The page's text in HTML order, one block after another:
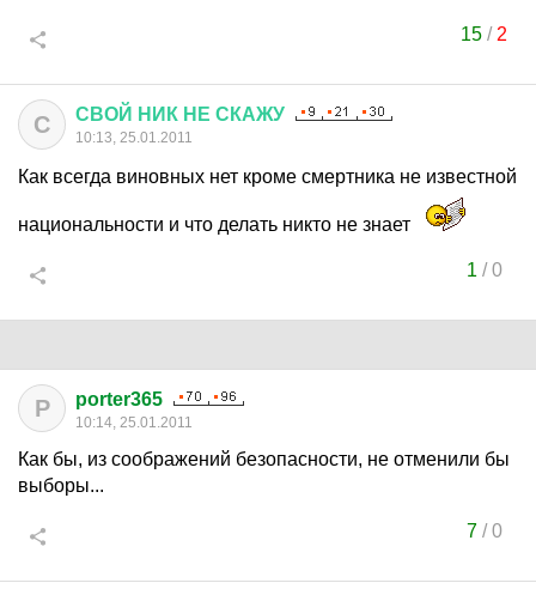
15 / 2
С СВОЙ НИК НЕ СКАЖУ
10:13, 25.01.2011
Как всегда виновных нет кроме смертника не известной
национальности и что делать никто не знает
1 /0
P porter365
10:14, 25.01.2011
Как бы, из соображений безопасности, не отменили бы
выборы...
7/0